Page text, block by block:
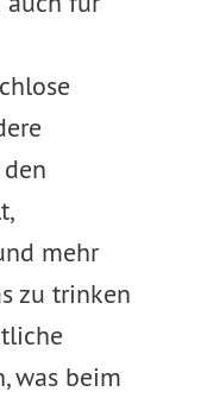
mehr
zu trinken
was beim